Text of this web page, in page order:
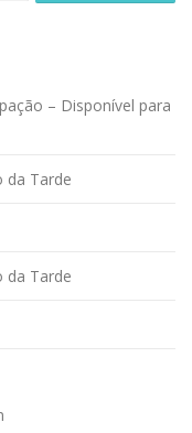
– Disponível para
da Tarde
da Tarde